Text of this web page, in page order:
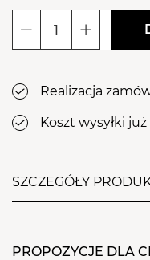
61
szpic
Realizacja
Koszt wysyłki już
SZCZEGÓŁY
obrobiony kamień.
PROPOZYCJE DLA